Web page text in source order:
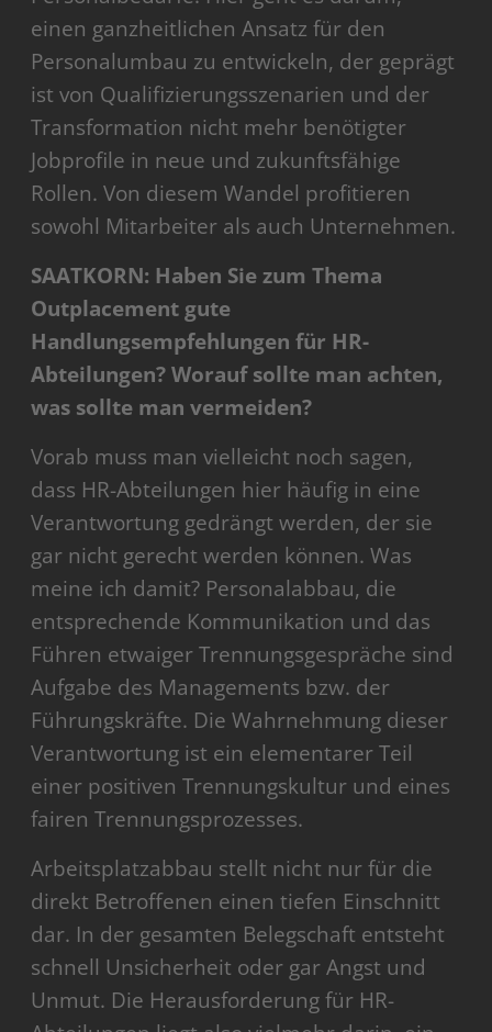
einen ganzheitlichen Ansatz für den
Personalumbau zu entwickeln, der geprägt
ist von Qualifizierungsszenarien und der
Transformation nicht mehr benötigter
Jobprofile in neue und zukunftsfähige
Rollen. Von diesem Wandel profitieren
sowohl Mitarbeiter als auch Unternehmen.
SAATKORN: Haben Sie zum Thema
Outplacement gute
Handlungsempfehlungen für HR-
Abteilungen? Worauf sollte man achten,
was sollte man vermeiden?
Vorab muss man vielleicht noch sagen,
dass HR-Abteilungen hier häufig in eine
Verantwortung gedrängt werden, der sie
gar nicht gerecht werden können. Was
meine ich damit? Personalabbau, die
entsprechende Kommunikation und das
Führen etwaiger Trennungsgespräche sind
Aufgabe des Managements bzw. der
Führungskräfte. Die Wahrnehmung dieser
Verantwortung ist ein elementarer Teil
einer positiven Trennungskultur und eines
fairen Trennungsprozesses.
Arbeitsplatzabbau stellt nicht nur für die
direkt Betroffenen einen tiefen Einschnitt
dar. In der gesamten Belegschaft entsteht
schnell Unsicherheit oder gar Angst und
Unmut. Die Herausforderung für HR-